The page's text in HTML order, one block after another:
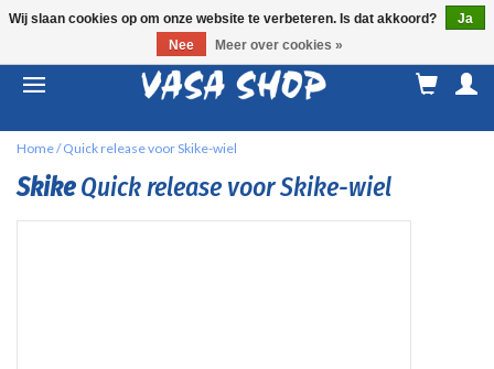
Home/Quick release voor Skike-wiel
SkikeQuick release voor Skike-wiel
Wij slaan cookies op om onze website te verbeteren. Is dat akkoord?
Ja
Nee
Meer over cookies »